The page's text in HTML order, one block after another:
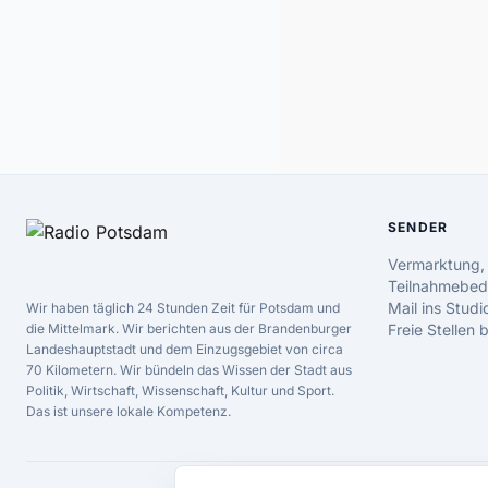
Wir haben täglich 24 Stunden Zeit für Potsdam und
die Mittelmark. Wir berichten aus der Brandenburger
Landeshauptstadt und dem Einzugsgebiet von circa
70 Kilometern. Wir bündeln das Wissen der Stadt aus
Politik, Wirtschaft, Wissenschaft, Kultur und Sport.
Das ist unsere lokale Kompetenz.
SENDER
Mail ins
Freie Stellen